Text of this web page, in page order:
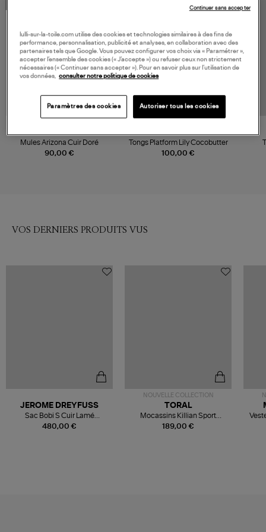
90,00 €
BIRKENSTOCK
Mules Arizona Cuir Doré
100,00 €
TKEES
Tongs Platform Lily Cocobutter
VOS DERNIERS PRODUITS VUS
480,00 €
JEROME DREYFUSS
Sac Bobi S Cuir Lamé
Champagne
NOUVELLE COLLECTION
189,00 €
TORAL
Mocassins Killian Sport
Mousse
lulli-sur-la-toile.com utilise des cookies et technologies similaires à des fins de
performance, personnalisation, publicité et analyses, en collaboration avec des
partenaires tels que Google. Vous pouvez configurer vos choix via « Paramétrer »,
accepter l’ensemble des cookies (« J’accepte ») ou refuser ceux non strictement
nécessaires (« Continuer sans accepter »). Pour en savoir plus sur l’utilisation de
vos données, consulter notre politique de cookies
Paramètres des cookies Autoriser tous les cookies
Continuer sans accepter